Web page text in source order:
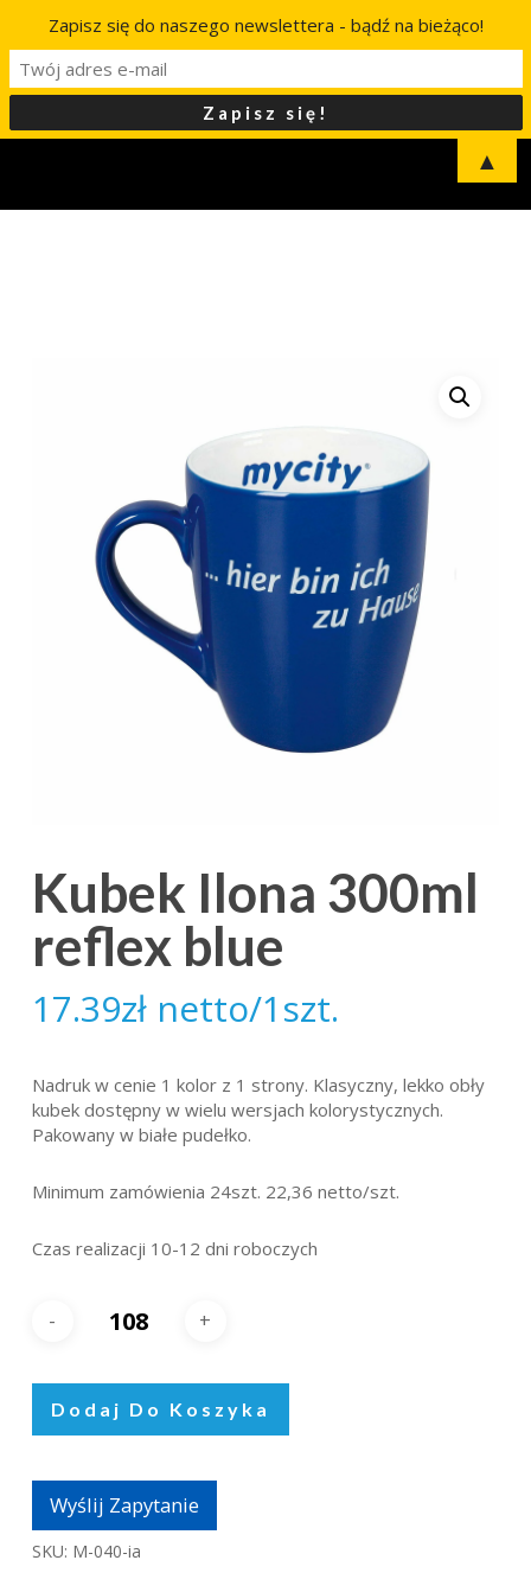
Kubek Ilona 300ml
reflex blue
17.39zł netto/1szt.
Nadruk w cenie 1 kolor z 1 strony. Klasyczny, lekko obły
kubek dostępny w wielu wersjach kolorystycznych.
Pakowany w białe pudełko.
Minimum zamówienia 24szt. 22,36 netto/szt.
Czas realizacji 10-12 dni roboczych
Dodaj Do Koszyka
Wyślij Zapytanie
SKU: M-040-ia
Zapisz się do naszego newslettera - bądź na bieżąco!
▲